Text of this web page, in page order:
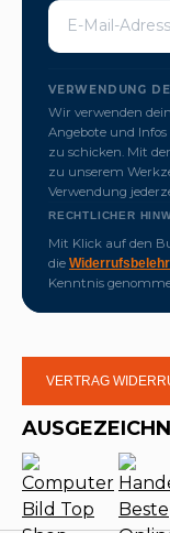
VERWENDUNG
Wir verwenden
Angebote und
zu schicken. Mit
zu unserem
Verwendung
RECHTLICHER
Mit Klick auf den
die
Kenntnis
VERTRAG